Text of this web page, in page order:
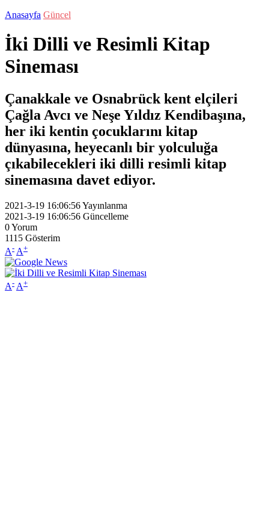
Anasayfa Güncel
İki Dilli ve Resimli Kitap
Sineması
Çanakkale ve Osnabrück kent elçileri
Çağla Avcı ve Neşe Yıldız Kendibaşına,
her iki kentin çocuklarını kitap
dünyasına, heyecanlı bir yolculuğa
çıkabilecekleri iki dilli resimli kitap
sinemasına davet ediyor.
2021-3-19 16:06:56Yayınlanma
2021-3-19 16:06:56 Güncelleme
0Yorum
1115 Gösterim
A- A+
A- A+